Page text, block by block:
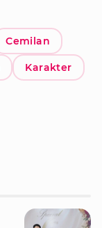
Cemilan
Karakter